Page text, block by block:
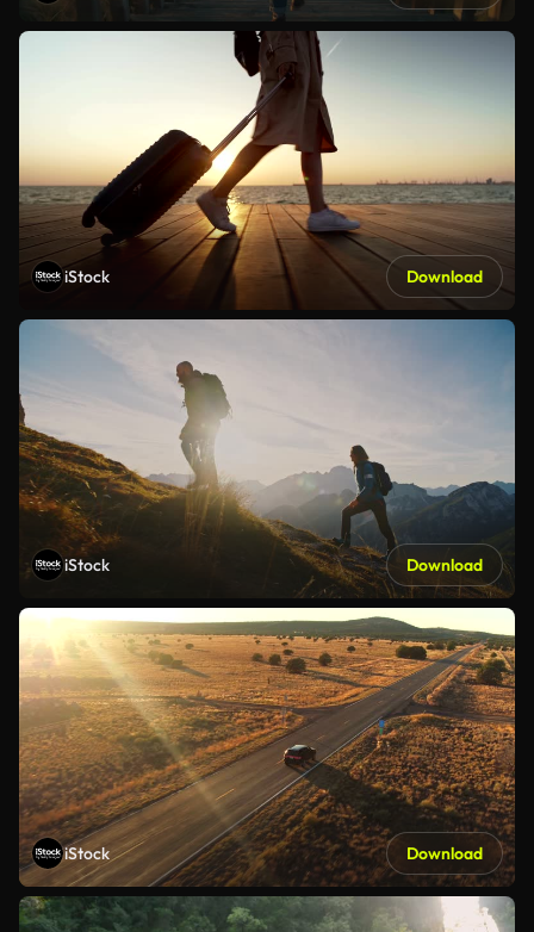
iStock Download
iStock Download
iStock Download